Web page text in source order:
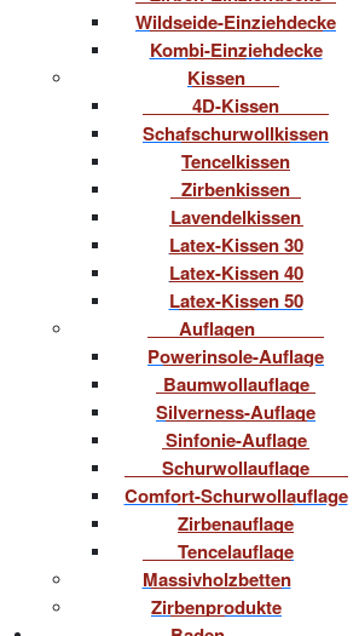
Wildseide-Einziehdecke
Kombi-Einziehdecke
Kissen
4D-Kissen
Schafschurwollkissen
Tencelkissen
Zirbenkissen
Lavendelkissen
Latex-Kissen 30
Latex-Kissen 40
Latex-Kissen 50
Auflagen
Powerinsole-Auflage
Baumwollauflage
Silverness-Auflage
Sinfonie-Auflage
Schurwollauflage
Comfort-Schurwollauflage
Zirbenauflage
Tencelauflage
Massivholzbetten
Zirbenprodukte